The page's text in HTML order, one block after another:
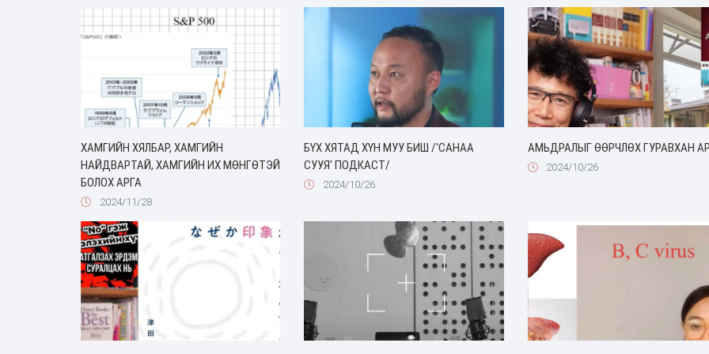
ХАМГИЙН ХЯЛБАР, ХАМГИЙН
НАЙДВАРТАЙ, ХАМГИЙН ИХ МӨНГӨТЭЙ
‎‎БОЛОХ АРГА
2024/11/28
БҮХ ХЯТАД ХҮН МУУ БИШ /'САНАА
СУУЯ' ПОДКАСТ/
2024/10/26
АМЬДРАЛЫГ ӨӨРЧЛӨХ ГУРАВХАН
2024/10/26